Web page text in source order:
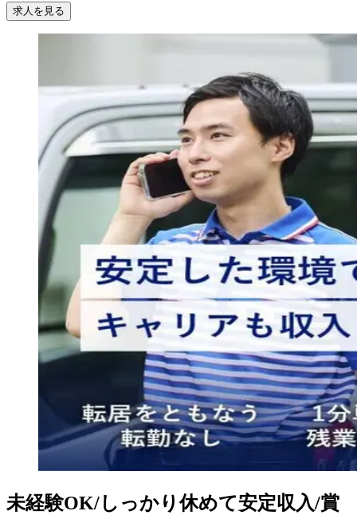
求人を見る
未経験OK/しっかり休めて安定収入/賞